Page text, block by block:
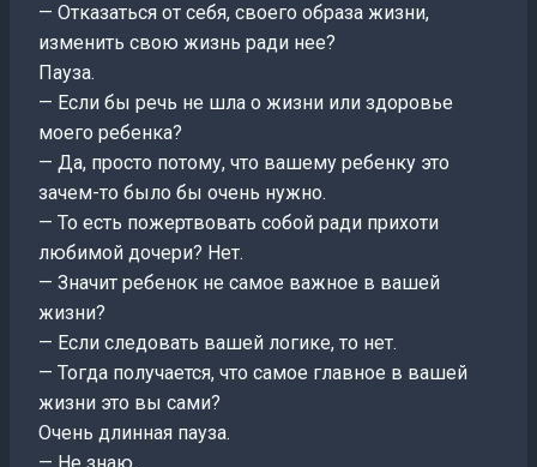
— Отказаться от себя, своего образа жизни,
изменить свою жизнь ради нее?
Пауза.
— Если бы речь не шла о жизни или здоровье
моего ребенка?
— Да, просто потому, что вашему ребенку это
зачем-то было бы очень нужно.
— То есть пожертвовать собой ради прихоти
любимой дочери? Нет.
— Значит ребенок не самое важное в вашей
жизни?
— Если следовать вашей логике, то нет.
— Тогда получается, что самое главное в вашей
жизни это вы сами?
Очень длинная пауза.